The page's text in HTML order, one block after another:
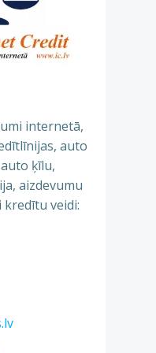
internetā,
auto
ķīlu,
aizdevumu
veidi: